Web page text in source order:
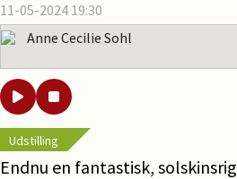
11-05-2024 19:30
Anne Cecilie Sohl
Udstilling
Endnu en fantastisk,